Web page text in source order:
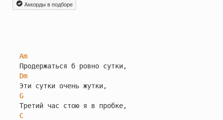
Aккорды в подборе
Am
Dm
G
C